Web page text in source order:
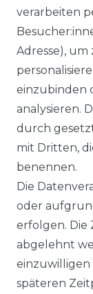
verarbeiten
Adresse),
einzubinden
analysieren.
durch
mit Dritten,
benennen.
Die
oder
erfolgen.
abgelehnt
einzuwilligen
späteren